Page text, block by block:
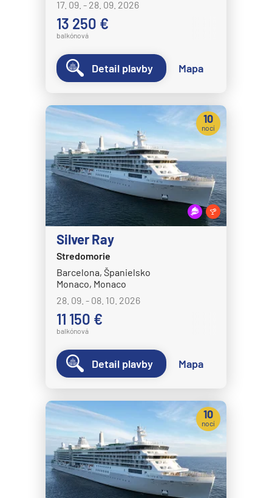
17. 09. - 28. 09. 2026
13 250 €
balkónová
Detail plavby Mapa
Silver Ray
Stredomorie
Barcelona, Španielsko
Monaco, Monaco
28. 09. - 08. 10. 2026
11 150 €
balkónová
10
nocí
Detail plavby Mapa
10
nocí